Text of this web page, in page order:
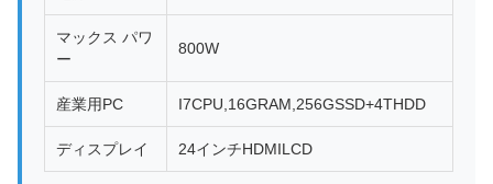
マックス パワ
ー
800W
産業用PC I7CPU,16GRAM,256GSSD+4THDD
ディスプレイ 24インチHDMILCD